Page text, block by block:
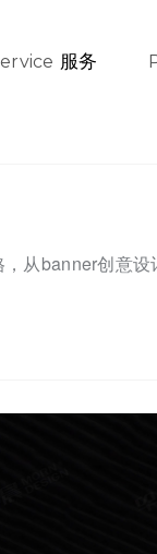
服务
从banner创意